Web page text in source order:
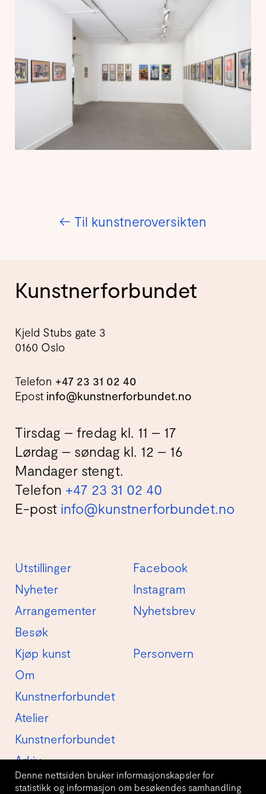
Denne nettsiden bruker informasjonskapsler for
statistikk og informasjon om besøkendes samhandling
← Til kunstneroversikten
Kunstnerforbundet
Kjeld Stubs gate 3
0160 Oslo
Telefon +47 23 31 02 40
Epost info@kunstnerforbundet.no
Tirsdag – fredag kl. 11 – 17
Lørdag – søndag kl. 12 – 16
Mandager stengt.
Telefon +47 23 31 02 40
E-post info@kunstnerforbundet.no
Utstillinger
Nyheter
Arrangementer
Besøk
Kjøp kunst
Om
Kunstnerforbundet
Atelier
Kunstnerforbundet
Arkiv
Facebook
Instagram
Nyhetsbrev
Personvern